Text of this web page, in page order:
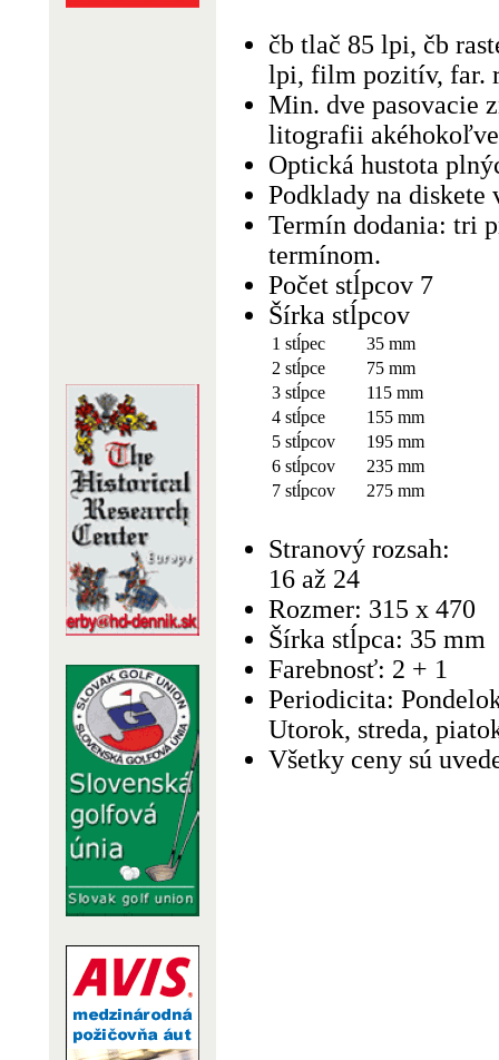
čb tlač 85 lpi, čb
lpi, film pozitív, far.
Min. dve pasovacie
litografii
Optická hustota
Podklady na diskete
Termín dodania: tri
termínom.
Počet stĺpcov 7
Šírka stĺpcov
1 stĺpec
35 mm
2 stĺpce
75 mm
3 stĺpce
115 mm
4 stĺpce
155 mm
5 stĺpcov
195 mm
6 stĺpcov
235 mm
7 stĺpcov
275 mm
Stranový rozsah:
16 až 24
Rozmer: 315 x 470
Šírka stĺpca: 35 mm
Farebnosť: 2 + 1
Periodicita:
Utorok, streda,
Všetky ceny sú